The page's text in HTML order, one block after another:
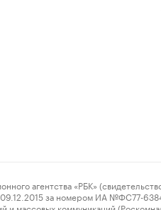
«РБК»
за номером ИА №ФС77-